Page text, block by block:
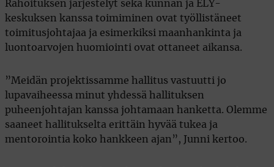
Rahoituksen järjestelyt sekä kunnan ja ELY-
keskuksen kanssa toimiminen ovat työllistäneet
toimitusjohtajaa ja esimerkiksi maanhankinta ja
luontoarvojen huomiointi ovat ottaneet aikansa.
”Meidän projektissamme hallitus vastuutti jo
lupavaiheessa minut yhdessä hallituksen
puheenjohtajan kanssa johtamaan hanketta. Olemme
saaneet hallitukselta erittäin hyvää tukea ja
mentorointia koko hankkeen ajan”, Junni kertoo.